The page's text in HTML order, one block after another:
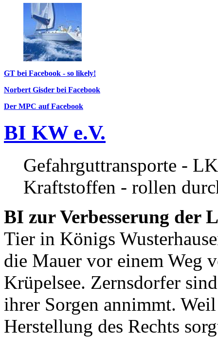
GT bei Facebook - so likely!
Norbert Gisder bei Facebook
Der MPC auf Facebook
BI KW e.V.
Gefahrguttransporte -
Kraftstoffen - rollen
BI zur Verbesserung der
Tier in Königs
die Mauer vor einem Weg
Krüpelsee. Zernsdorfer
ihrer Sorgen annimmt.
Herstellung des Rechts